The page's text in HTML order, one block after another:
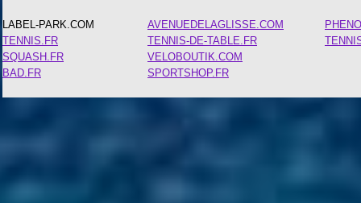
LABEL-PARK.COM
TENNIS.FR
SQUASH.FR
BAD.FR
AVENUEDELAGLISSE.COM
TENNIS-DE-TABLE.FR
VELOBOUTIK.COM
SPORTSHOP.FR